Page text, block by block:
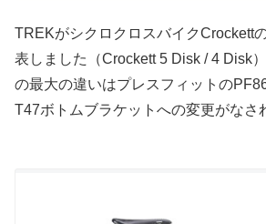
TREKがシクロクロスバイクCrockett
表しました（Crockett 5 Disk / 4 Disk
の最大の違いはプレスフィットの
T47ボトムブラケットへの変更がなさ